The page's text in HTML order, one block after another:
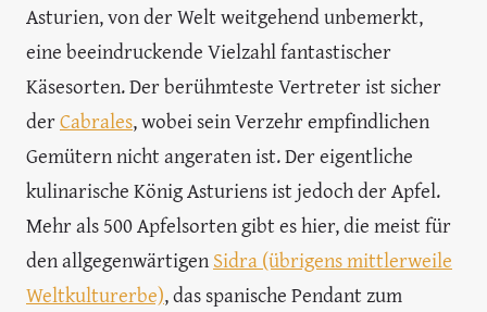
Asturien, von der Welt weitgehend unbemerkt,
eine beeindruckende Vielzahl fantastischer
Käsesorten. Der berühmteste Vertreter ist sicher
derCabrales, wobei sein Verzehr empfindlichen
Gemütern nicht angeraten ist. Der eigentliche
kulinarische König Asturiens ist jedoch der Apfel.
Mehr als 500 Apfelsorten gibt es hier, die meist für
den allgegenwärtigenSidra (übrigens mittlerweile
Weltkulturerbe), das spanische Pendant zum